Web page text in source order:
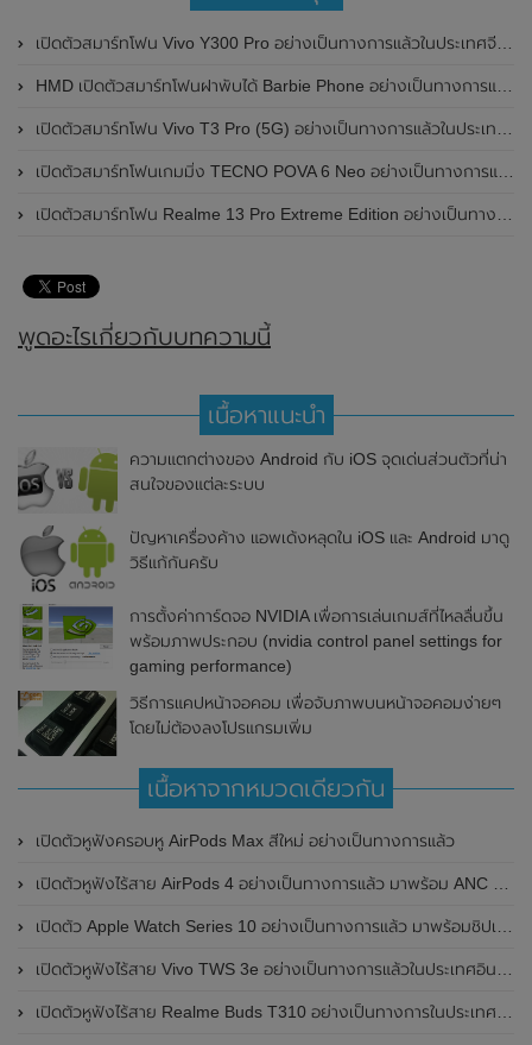
เปิดตัวสมาร์ทโฟน Vivo Y300 Pro อย่างเป็นทางการแล้วในประเทศจีน มาพร้อมดีไซน์พรีเมี่ยม ทนทาน และแบตเตอรี่สุดอึดขนาดใหญ่ 6,500mAh พร้อมรองรับการชาร์จไว 80W
HMD เปิดตัวสมาร์ทโฟนฝาพับได้ Barbie Phone อย่างเป็นทางการแล้ว มาพร้อมธีมสีชมพูสดใส
เปิดตัวสมาร์ทโฟน Vivo T3 Pro (5G) อย่างเป็นทางการแล้วในประเทศอินเดีย
เปิดตัวสมาร์ทโฟนเกมมิ่ง TECNO POVA 6 Neo อย่างเป็นทางการแล้วในประเทศไทย ในราคา 8,499 บาท
เปิดตัวสมาร์ทโฟน Realme 13 Pro Extreme Edition อย่างเป็นทางการแล้วในประเทศจีน
พูดอะไรเกี่ยวกับบทความนี้
เนื้อหาแนะนำ
ความแตกต่างของ Android กับ iOS จุดเด่นส่วนตัวที่น่า
สนใจของแต่ละระบบ
ปัญหาเครื่องค้าง แอพเด้งหลุดใน iOS และ Android มาดู
วิธีแก้กันครับ
การตั้งค่าการ์ดจอ NVIDIA เพื่อการเล่นเกมส์ที่ไหลลื่นขึ้น
พร้อมภาพประกอบ (nvidia control panel settings for
gaming performance)
วิธีการแคปหน้าจอคอม เพื่อจับภาพบนหน้าจอคอมง่ายๆ
โดยไม่ต้องลงโปรแกรมเพิ่ม
เนื้อหาจากหมวดเดียวกัน
เปิดตัวหูฟังครอบหู AirPods Max สีใหม่ อย่างเป็นทางการแล้ว
เปิดตัวหูฟังไร้สาย AirPods 4 อย่างเป็นทางการแล้ว มาพร้อม ANC และฟีเจอร์ใหม่มากมาย
เปิดตัว Apple Watch Series 10 อย่างเป็นทางการแล้ว มาพร้อมชิปเซ็ตรุ่น S10
เปิดตัวหูฟังไร้สาย Vivo TWS 3e อย่างเป็นทางการแล้วในประเทศอินเดีย มาพร้อมระบบตัดเสียงรบกวน ANC ที่ 30dB , ป้องกันฝุ่นและกันน้ำที่ระดับ IP54 , แบตเตอรี่สามารถใช้งานนานสูงสุด 36 ชั่วโมง
เปิดตัวหูฟังไร้สาย Realme Buds T310 อย่างเป็นทางการในประเทศอินเดีย มาพร้อมระบบตัดเสียงรบกวน ANC สูงสุด 46dB , เสียงรอบทิศทาง 360 องศา , แบตเตอรี่สามารถใช้งานได้นานสูงสุด 40 ชั่วโมง